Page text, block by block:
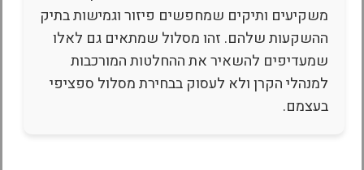
משקיעים ותיקים שמחפשים פיזור וגמישות בתיק
ההשקעות שלהם. זהו מסלול שמתאים גם לאלו
שמעדיפים להשאיר את ההחלטות המורכבות
למנהלי הקרן ולא לעסוק בבחירת מסלול ספציפי
בעצמם.